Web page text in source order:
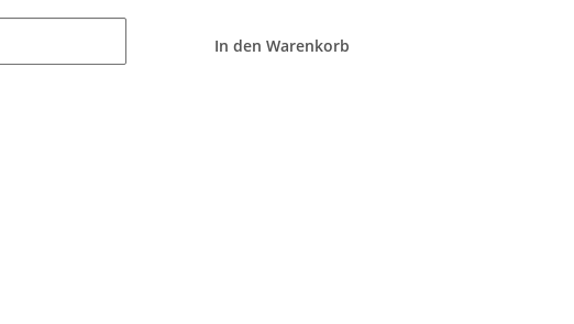
In den Warenkorb